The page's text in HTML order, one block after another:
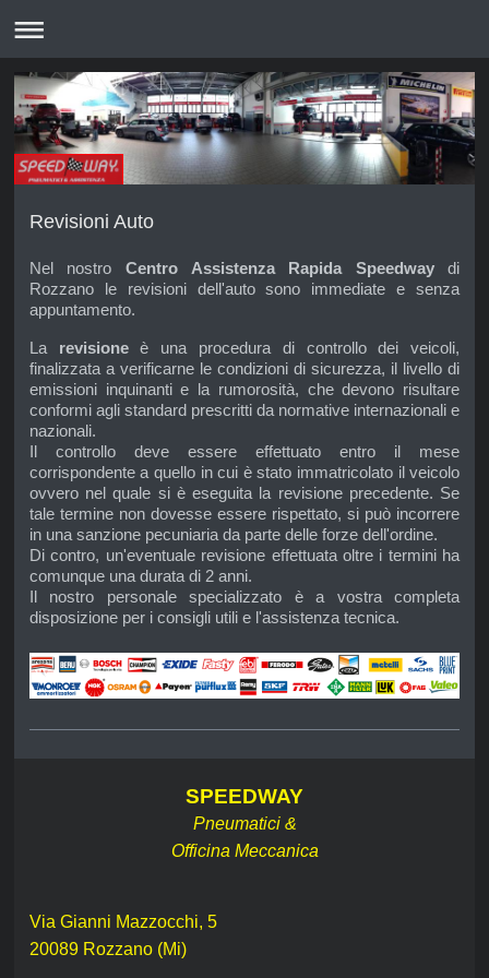
Revisioni Auto
Nel nostro Centro Assistenza Rapida Speedwaydi
Rozzano le revisioni dell'auto sono immediate e senza
appuntamento.
La revisioneè una procedura di controllo dei veicoli,
finalizzata a verificarne le condizioni di sicurezza, il livello di
emissioni inquinanti e la rumorosità, che devono risultare
conformi agli standard prescritti da normative internazionali e
nazionali.
Il controllo deve essere effettuato entro il mese
corrispondente a quello in cui è stato immatricolato il veicolo
ovvero nel quale si è eseguita la revisione precedente. Se
tale termine non dovesse essere rispettato, si può incorrere
in una sanzione pecuniaria da parte delle forze dell'ordine.
Di contro, un'eventuale revisione effettuata oltre i termini ha
comunque una durata di 2 anni.
Il nostro personale specializzato è a vostra completa
disposizione per i consigli utili e l'assistenza tecnica.
SPEEDWAY
Pneumatici &
Officina Meccanica
Via Gianni Mazzocchi, 5
20089 Rozzano (Mi)